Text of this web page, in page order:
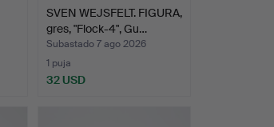
SVEN WEJSFELT. FIGURA,
gres, "Flock-4", Gu…
Subastado 7 ago 2026
1 puja
32 USD